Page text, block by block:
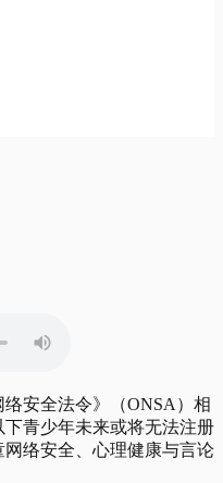
络安全法令》（ONSA）相
青少年未来或将无法注册
络安全、心理健康与言论